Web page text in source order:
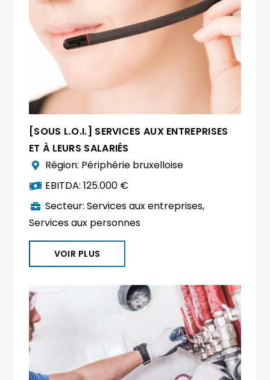
[SOUS L.O.I.] SERVICES AUX ENTREPRISES
ET À LEURS SALARIÉS
Région: Périphérie bruxelloise
EBITDA:125.000 €
Secteur:Services aux entreprises,
Services aux personnes
VOIR PLUS